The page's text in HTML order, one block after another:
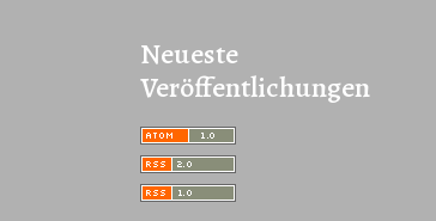
Neueste
Veröffentlichungen